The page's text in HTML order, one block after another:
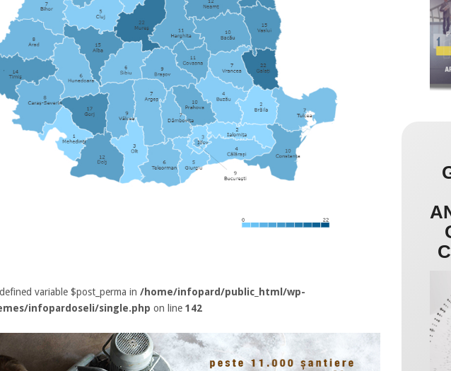
variable $post_perma in /home/infopard/public_html/wp-
infopardoseli/single.php on line 142